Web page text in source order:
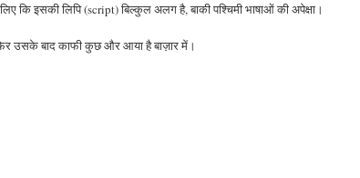
कि इसकी लिपि (script) बिल्कुल अलग है, बाकी पश्चिमी भाषाओं की अपेक्षा।
उसके बाद काफी कुछ और आया है बाज़ार में।